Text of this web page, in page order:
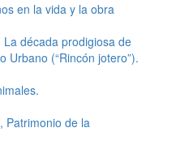
en la vida y la obra
La década prodigiosa de
Urbano (“Rincón jotero”).
Patrimonio de la